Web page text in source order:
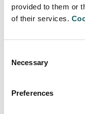
provided to them or
of their services.
Selection
Necessary
Preferences
VACACIONES DE
Unibertsitatea